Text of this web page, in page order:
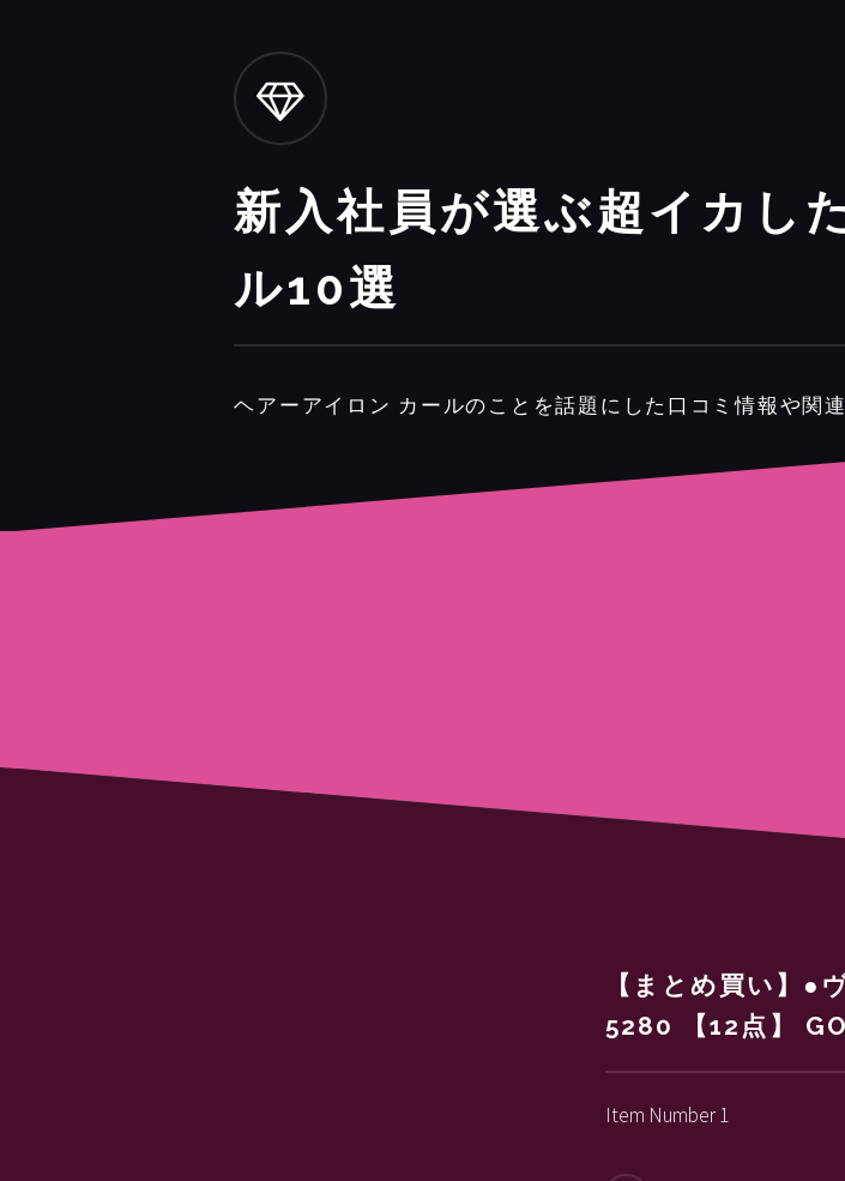
新入社員が選ぶ超イカし
ル10選
ヘアーアイロン カールのことを話題にした口コミ情報や関
【まとめ買い】
5280 【12点】
Item Number 1